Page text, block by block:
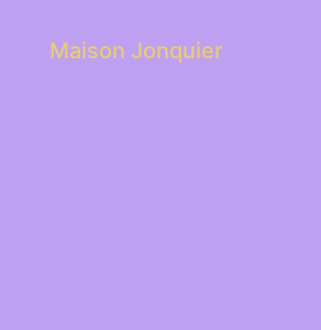
Maison Jonquier